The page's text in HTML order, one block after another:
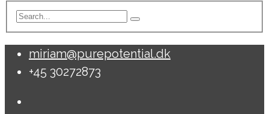
miriam@purepotential.dk
+45 30272873